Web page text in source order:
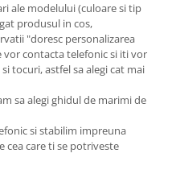
ale modelului (culoare si tip
produsul in cos,
"doresc personalizarea
contacta telefonic si iti vor
tocuri, astfel sa alegi cat mai
sa alegi ghidul de marimi de
si stabilim impreuna
cea care ti se potriveste